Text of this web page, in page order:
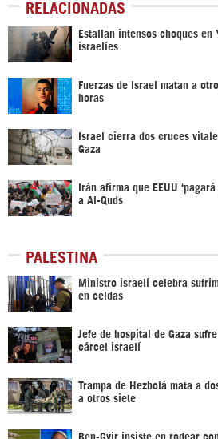
RELACIONADAS
Estallan intensos choques en
israelíes
Fuerzas de Israel matan a
horas
Israel cierra dos cruces
Gaza
Irán afirma que EEUU
a Al-Quds
PALESTINA
Ministro israelí celebra
en celdas
Jefe de hospital de Gaza
cárcel israelí
Trampa de Hezbolá mata a
a otros siete
Ben-Gvir insiste en rodear